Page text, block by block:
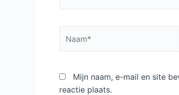
Mijn naam, e-mail en site
reactie plaats.